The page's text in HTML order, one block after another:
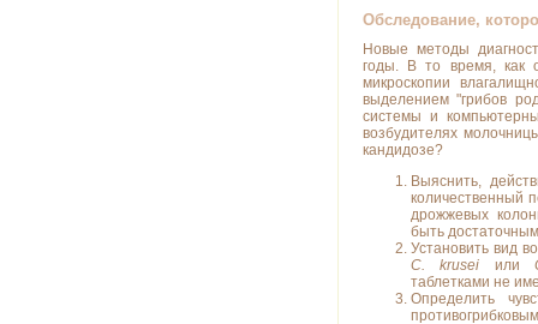
Обследование,
Новые методы
годы. В то время, как
микроскопии
выделением "грибов
системы и
возбудителях
кандидозе?
Выяснить,
количественный
дрожжевых
быть
Установить вид
C. krusei или
таблетками не
Определить